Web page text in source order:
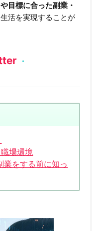
目標に合った副業・
活を実現することが
・
場環境
業をする前に知っ